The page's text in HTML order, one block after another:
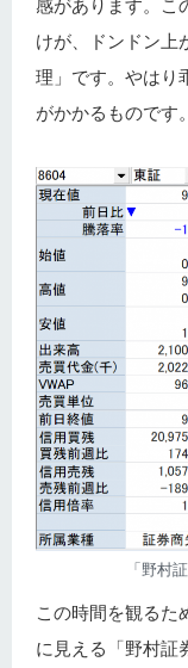
感があります。こ
けが、ドンドン
理」です。やはり
がかかるものです。
「野村
この時間を観るた
に見える「野村証